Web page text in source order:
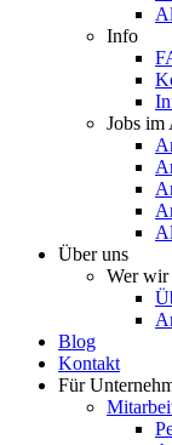
Info
Jobs im
Über uns
Wer wir
Blog
Kontakt
Für